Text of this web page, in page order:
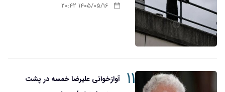
۱۴۰۵/۰۵/۱۶ ۲۰:۴۲
۱۱
آوازخوانی علیرضا خمسه در پشت